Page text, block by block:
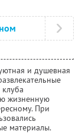
и душевная
жизненную
При
материалы.